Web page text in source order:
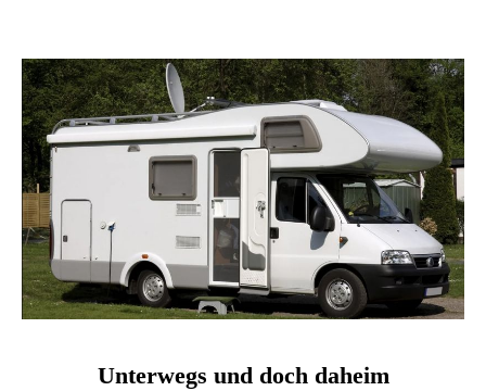
Unterwegs und doch daheim